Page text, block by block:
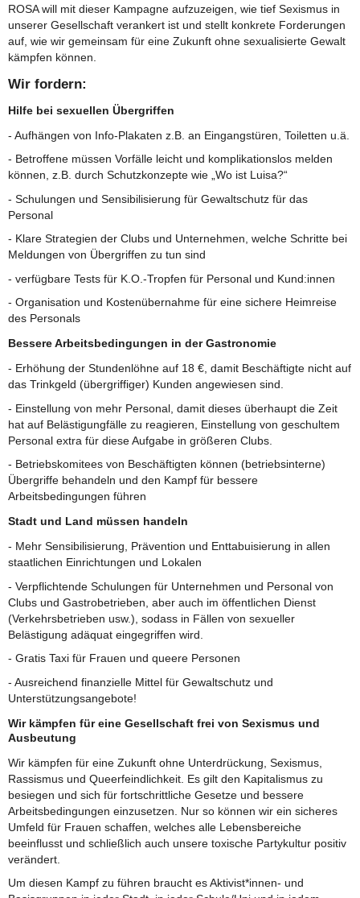
ROSA will mit dieser Kampagne aufzuzeigen, wie tief Sexismus in
unserer Gesellschaft verankert ist und stellt konkrete Forderungen
auf, wie wir gemeinsam für eine Zukunft ohne sexualisierte Gewalt
kämpfen können.
Wir fordern:
Hilfe bei sexuellen Übergriffen
- Aufhängen von Info-Plakaten z.B. an Eingangstüren, Toiletten u.ä.
- Betroffene müssen Vorfälle leicht und komplikationslos melden
können, z.B. durch Schutzkonzepte wie „Wo ist Luisa?“
- Schulungen und Sensibilisierung für Gewaltschutz für das
Personal
- Klare Strategien der Clubs und Unternehmen, welche Schritte bei
Meldungen von Übergriffen zu tun sind
- verfügbare Tests für K.O.-Tropfen für Personal und Kund:innen
- Organisation und Kostenübernahme für eine sichere Heimreise
des Personals
Bessere Arbeitsbedingungen in der Gastronomie
- Erhöhung der Stundenlöhne auf 18 €, damit Beschäftigte nicht auf
das Trinkgeld (übergriffiger) Kunden angewiesen sind.
- Einstellung von mehr Personal, damit dieses überhaupt die Zeit
hat auf Belästigungfälle zu reagieren, Einstellung von geschultem
Personal extra für diese Aufgabe in größeren Clubs.
- Betriebskomitees von Beschäftigten können (betriebsinterne)
Übergriffe behandeln und den Kampf für bessere
Arbeitsbedingungen führen
Stadt und Land müssen handeln
- Mehr Sensibilisierung, Prävention und Enttabuisierung in allen
staatlichen Einrichtungen und Lokalen
- Verpflichtende Schulungen für Unternehmen und Personal von
Clubs und Gastrobetrieben, aber auch im öffentlichen Dienst
(Verkehrsbetrieben usw.), sodass in Fällen von sexueller
Belästigung adäquat eingegriffen wird.
- Gratis Taxi für Frauen und queere Personen
- Ausreichend finanzielle Mittel für Gewaltschutz und
Unterstützungsangebote!
Wir kämpfen für eine Gesellschaft frei von Sexismus und
Ausbeutung
Wir kämpfen für eine Zukunft ohne Unterdrückung, Sexismus,
Rassismus und Queerfeindlichkeit. Es gilt den Kapitalismus zu
besiegen und sich für fortschrittliche Gesetze und bessere
Arbeitsbedingungen einzusetzen. Nur so können wir ein sicheres
Umfeld für Frauen schaffen, welches alle Lebensbereiche
beeinflusst und schließlich auch unsere toxische Partykultur positiv
verändert.
Um diesen Kampf zu führen braucht es Aktivist*innen- und